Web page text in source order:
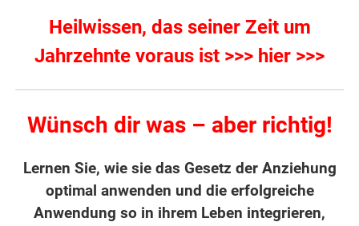
Heilwissen, das seiner Zeit um
Jahrzehnte voraus ist >>> hier >>>
Wünsch dir was – aber richtig!
Lernen Sie, wie sie das Gesetz der Anziehung
optimal anwenden und die erfolgreiche
Anwendung so in ihrem Leben integrieren,